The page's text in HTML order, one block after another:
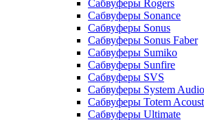
Сабвуферы Rogers
Сабвуферы Sonance
Сабвуферы Sonus
Сабвуферы Sonus Faber
Сабвуферы Sumiko
Сабвуферы Sunfire
Сабвуферы SVS
Сабвуферы System Audio
Сабвуферы Totem
Сабвуферы Ultimate